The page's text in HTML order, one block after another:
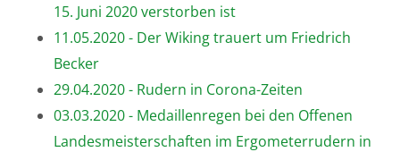
15. Juni 2020 verstorben ist
11.05.2020 - Der Wiking trauert um Friedrich
Becker
29.04.2020 - Rudern in Corona-Zeiten
03.03.2020 - Medaillenregen bei den Offenen
Landesmeisterschaften im Ergometerrudern in